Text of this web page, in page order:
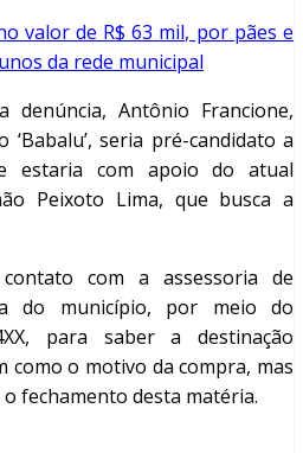
valor de R$ 63 mil, por pães e
da rede municipal
denúncia, Antônio Francione,
‘Babalu’, seria pré-candidato a
estaria com apoio do atual
Peixoto Lima, que busca a
com a assessoria de
do município, por meio do
para saber a destinação
como o motivo da compra, mas
fechamento desta matéria.